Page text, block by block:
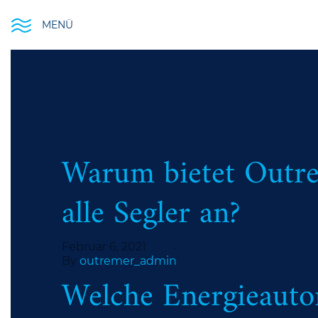
MENÜ
Warum bietet
alle Segler an?
Februar 6, 2021
By outremer_admin
Welche